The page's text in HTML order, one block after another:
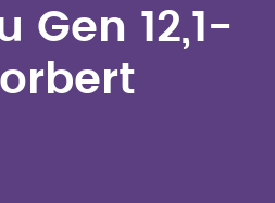
Gen 12,1-